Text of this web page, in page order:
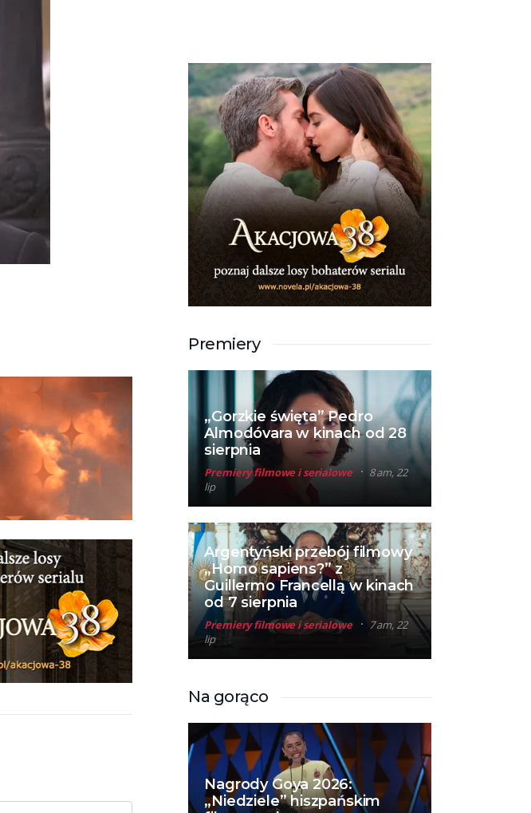
Premiery
„Gorzkie święta” Pedro
Almodóvara w kinach od 28
sierpnia
Premiery filmowe i serialowe
8 am, 22
lip
Argentyński przebój filmowy
„Homo sapiens?” z
Guillermo Francellą w kinach
od 7 sierpnia
Premiery filmowe i serialowe
7 am, 22
lip
Na gorąco
Nagrody Goya 2026:
„Niedziele” hiszpańskim